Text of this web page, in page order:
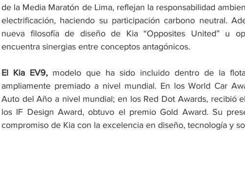
de la Media Maratón de Lima, reflejan la responsabilidad
electrificación, haciendo su participación carbono neutral.
nueva filosofía de diseño de Kia “Opposites United” u
encuentra sinergias entre conceptos antagónicos.
El Kia EV9, modelo que ha sido incluido dentro de la
ampliamente premiado a nivel mundial. En los World Car
Auto del Año a nivel mundial; en los Red Dot Awards, recibió
los IF Design Award, obtuvo el premio Gold Award. Su
compromiso de Kia con la excelencia en diseño, tecnología y